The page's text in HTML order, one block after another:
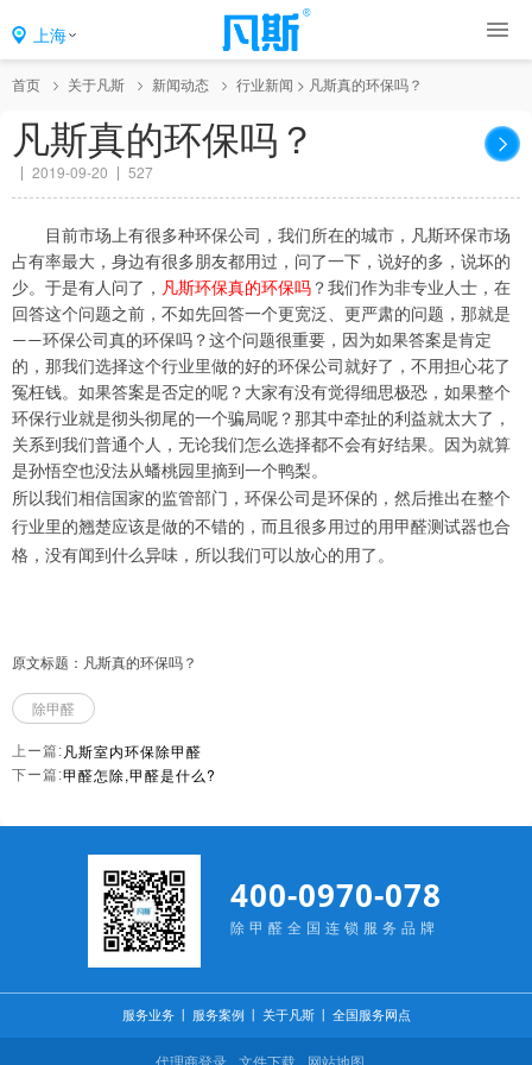
上海
首页 关于凡斯 新闻动态 行业新闻 > 凡斯真的环保吗？
凡斯真的环保吗？
2019-09-20 527
目前市场上有很多种环保公司 ， 我们所在的城市 ， 凡斯环保市场
占有率最大 ， 身边有很多朋友都用过 ， 问了一下 ， 说好的多 ， 说坏的
少。 于是有人问了 ， 凡斯环保真的环保吗 ？ 我们作为非专业人士 ， 在
回答这个问题之前 ， 不如先回答一个更宽泛 、 更严肃的问题 ， 那就是
——环保公司真的环保吗 ？ 这个问题很重要 ， 因为如果答案是肯定
的 ， 那我们选择这个行业里做的好的环保公司就好了 ， 不用担心花了
冤枉钱。 如果答案是否定的呢 ？ 大家有没有觉得细思极恐 ， 如果整个
环保行业就是彻头彻尾的一个骗局呢 ？ 那其中牵扯的利益就太大了 ，
关系到我们普通个人 ， 无论我们怎么选择都不会有好结果。
因为就算
是孙悟空也没法从蟠桃园里摘到一个鸭梨。
所以我们相信国家的监管部门 ， 环保公司是环保的 ， 然后推出在整个
行业里的翘楚应该是做的不错的 ， 而且很多用过的用甲醛测试器也合
格 ， 没有闻到什么异味 ， 所以我们可以放心的用了 。
原文标题：凡斯真的环保吗？
除甲醛
上ー篇: 凡斯室内环保除甲醛
下ー篇:甲醛怎除,甲醛是什么?
400-0970-078
除甲醛全国连锁服务品牌
服务业务 丨 服务案例 丨 关于凡斯 丨 全国服务网点
代理商登录 文件下载 网站地图